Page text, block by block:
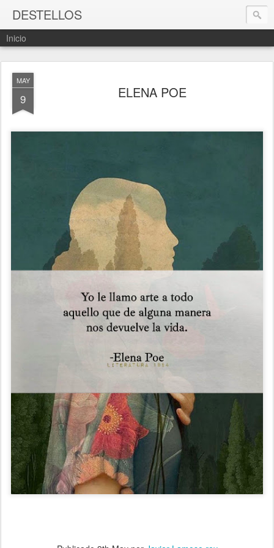
DESTELLOS
Inicio
MAY
9 ELENA POE